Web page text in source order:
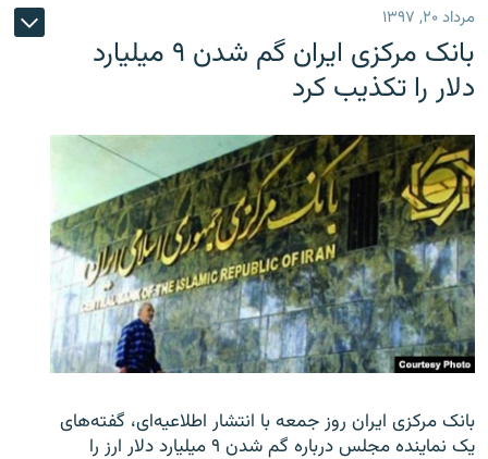
مرداد ۲۰, ۱۳۹۷
بانک مرکزی ایران گم شدن ۹ میلیارد
دلار را تکذیب کرد
بانک مرکزی ایران روز جمعه با انتشار اطلاعیه‌ای، گفته‌های
یک نماینده مجلس درباره گم شدن ۹ میلیارد دلار ارز را